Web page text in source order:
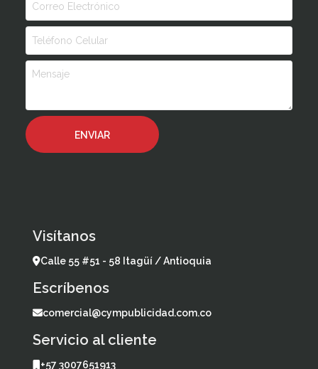
Visítanos
Calle 55 #51 - 58 Itagüí / Antioquia
Escríbenos
comercial@cympublicidad.com.co
Servicio al cliente
+57 3007651913